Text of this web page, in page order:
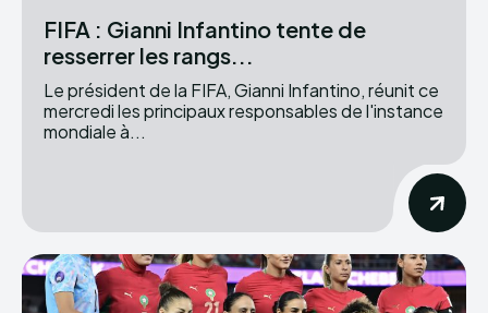
FIFA : Gianni Infantino tente de
resserrer les rangs...
Le président de la FIFA, Gianni Infantino, réunit ce
mercredi les principaux responsables de l'instance
mondiale à...